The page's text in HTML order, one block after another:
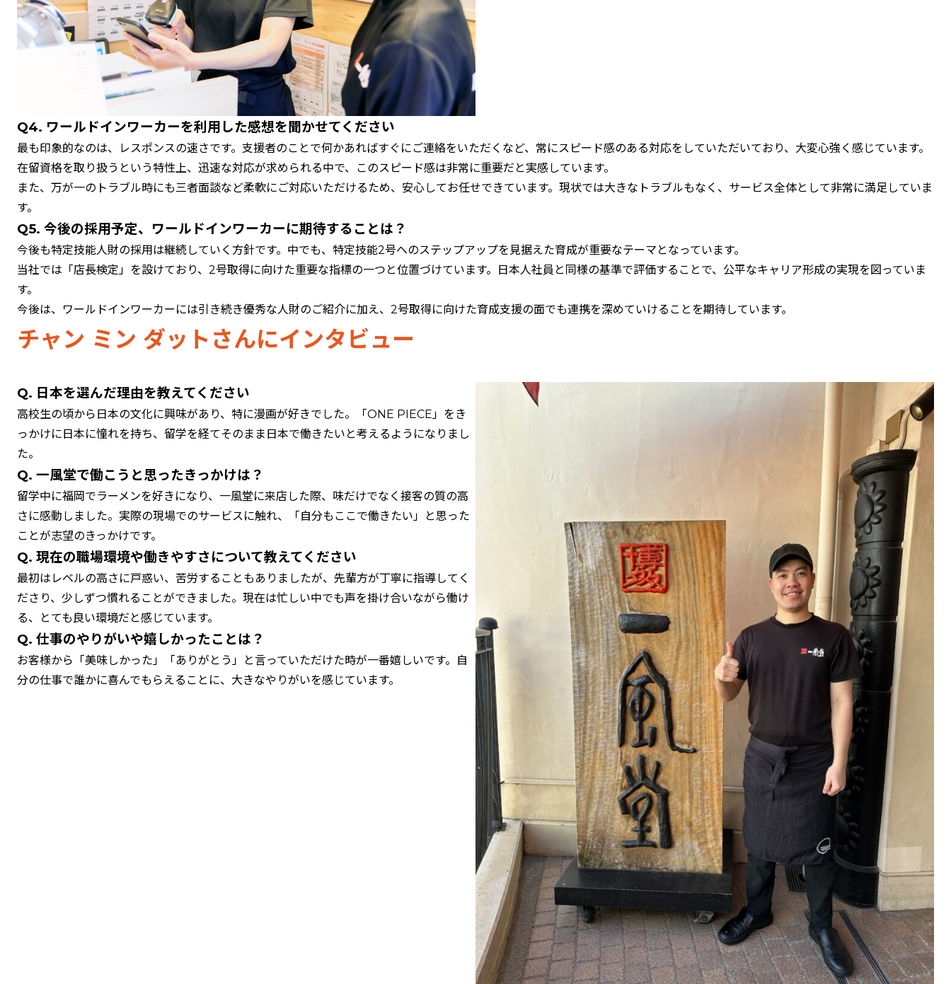
Q4. ワールドインワーカーを利用した感想を聞かせてください
最も印象的なのは、レスポンスの速さです。支援者のことで何かあればすぐにご連絡をいただくなど、常にスピード感のある対応をしていただいており、大変心強く感じています。
在留資格を取り扱うという特性上、迅速な対応が求められる中で、このスピード感は非常に重要だと実感しています。
また、万が一のトラブル時にも三者面談など柔軟にご対応いただけるため、安心してお任せできています。現状では大きなトラブルもなく、サービス全体として非常に満足していま
す。
Q5. 今後の採用予定、ワールドインワーカーに期待することは？
今後も特定技能人財の採用は継続していく方針です。中でも、特定技能2号へのステップアップを見据えた育成が重要なテーマとなっています。
当社では「店長検定」を設けており、2号取得に向けた重要な指標の一つと位置づけています。日本人社員と同様の基準で評価することで、公平なキャリア形成の実現を図っていま
す。
今後は、ワールドインワーカーには引き続き優秀な人財のご紹介に加え、2号取得に向けた育成支援の面でも連携を深めていけることを期待しています。
チャン ミン ダットさんにインタビュー
Q. 日本を選んだ理由を教えてください
高校生の頃から日本の文化に興味があり、特に漫画が好きでした。「ONE PIECE」をき
っかけに日本に憧れを持ち、留学を経てそのまま日本で働きたいと考えるようになりまし
た。
Q. 一風堂で働こうと思ったきっかけは？
留学中に福岡でラーメンを好きになり、一風堂に来店した際、味だけでなく接客の質の高
さに感動しました。実際の現場でのサービスに触れ、「自分もここで働きたい」と思った
ことが志望のきっかけです。
Q. 現在の職場環境や働きやすさについて教えてください
最初はレベルの高さに戸惑い、苦労することもありましたが、先輩方が丁寧に指導してく
ださり、少しずつ慣れることができました。現在は忙しい中でも声を掛け合いながら働け
る、とても良い環境だと感じています。
Q. 仕事のやりがいや嬉しかったことは？
お客様から「美味しかった」「ありがとう」と言っていただけた時が一番嬉しいです。自
分の仕事で誰かに喜んでもらえることに、大きなやりがいを感じています。